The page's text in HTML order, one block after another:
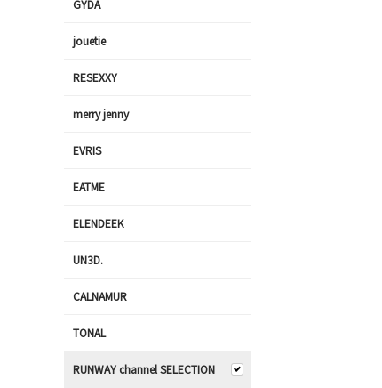
GYDA
jouetie
RESEXXY
merry jenny
EVRIS
EATME
ELENDEEK
UN3D.
CALNAMUR
TONAL
RUNWAY channel SELECTION